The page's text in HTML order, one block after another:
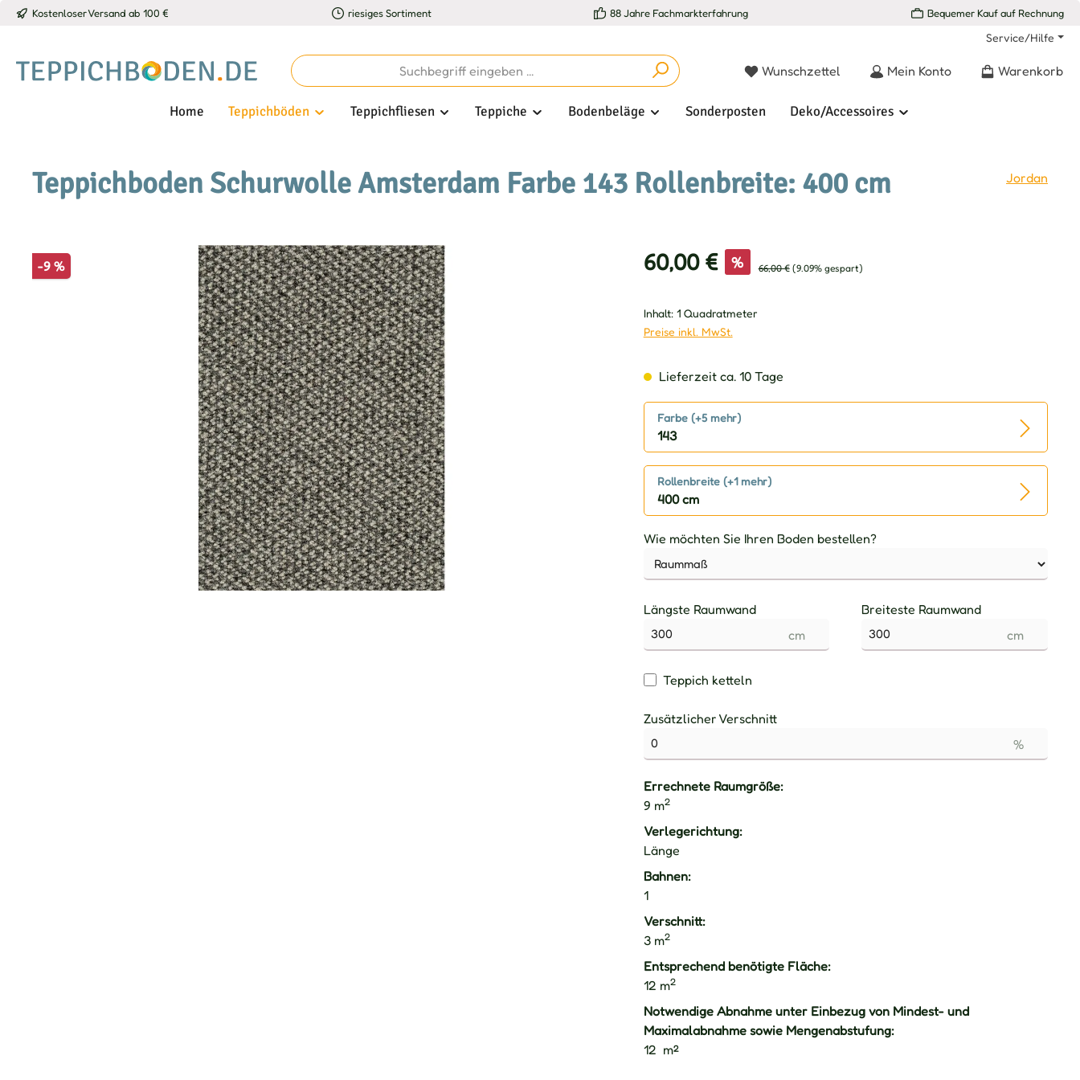
Hauptinhalt springen
Zur Suche springen
Zur Hauptnavigation springen
Kostenloser Versand ab 100 € riesiges Sortiment 88 Jahre Fachmarkterfahrung Bequemer Kauf auf Rechnung
Service/Hilfe
Wunschzettel Du hast 0 Produkte auf dem Merkzettel
Mein Konto Warenkorb
Home Teppichböden Teppichfliesen Teppiche Bodenbeläge Sonderposten Deko/Accessoires
Teppichboden Schurwolle Amsterdam Farbe 143 Rollenbreite: 400 cm Jordan
Bildergalerie überspringen
-9 %
Verkaufspreis:
60,00 € % Regulärer Preis:
66,00 € (9.09% gespart)
Inhalt: 1 Quadratmeter
Preise inkl. MwSt.
Lieferzeit ca. 10 Tage
Farbe (+5 mehr)
143
Rollenbreite (+1 mehr)
400 cm
Wie möchten Sie Ihren Boden bestellen?
Längste Raumwand
cm
Breiteste Raumwand
cm
Teppich ketteln
Zusätzlicher Verschnitt
%
Errechnete Raumgröße:
9 m2
Verlegerichtung:
Länge
Bahnen:
1
Verschnitt:
3m2
Entsprechend benötigte Fläche:
12 m2
Notwendige Abnahme unter Einbezug von Mindest- und
Maximalabnahme sowie Mengenabstufung:
12 m²